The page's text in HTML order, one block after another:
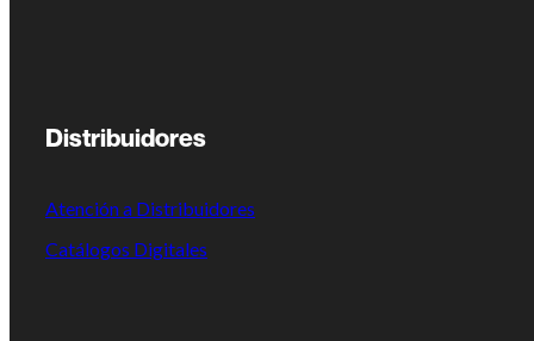
Distribuidores
Atención a Distribuidores
Catálogos Digitales